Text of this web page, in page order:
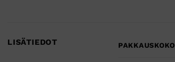
LISÄTIEDOT PAKKAUSKOKO